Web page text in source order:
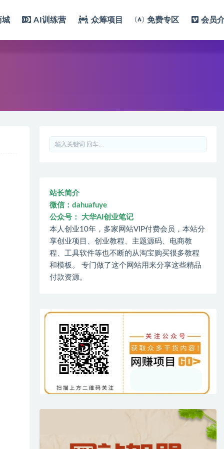
城 AI训练营 众筹项目 免费专区 会员
站长简介
微信：dahuafuye
公众号： 大华AI创业笔记
本人创业10年，多家网站VIP付费会员，本站分
享创业项目、创业教程、主题源码、电商教
程、工具软件等也不断的从淘宝购买很多教程
和模板。 专门做了这个网站用来分享这些精品
付款资源。